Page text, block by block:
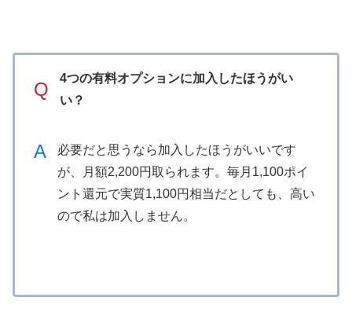
Q
4つの有料オプションに加入したほうがい
い？
A
必要だと思うなら加入したほうがいいです
が、月額2,200円取られます。毎月1,100ポイ
ント還元で実質1,100円相当だとしても、高い
ので私は加入しません。